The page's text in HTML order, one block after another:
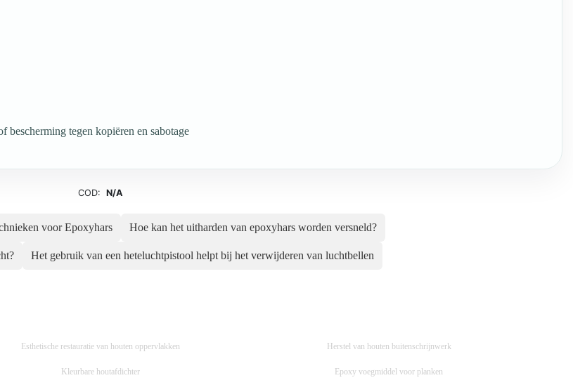
bescherming tegen kopiëren en sabotage
COD: N/A
voor Epoxyhars Hoe kan het uitharden van epoxyhars worden versneld?
Het gebruik van een heteluchtpistool helpt bij het verwijderen van luchtbellen
Esthetische restauratie van houten oppervlakken Herstel van houten buitenschrijnwerk
Kleurbare houtafdichter Epoxy voegmiddel voor planken